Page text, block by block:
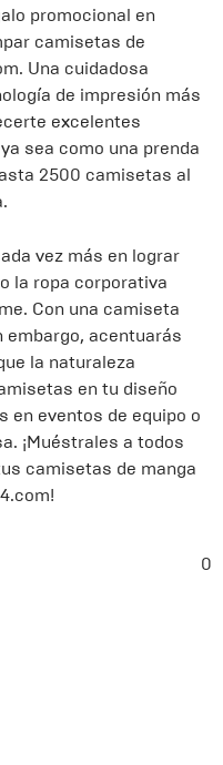
promocional en
camisetas de
Una cuidadosa
de impresión más
excelentes
sea como una prenda
2500 camisetas al
vez más en lograr
la ropa corporativa
Con una camiseta
embargo, acentuarás
la naturaleza
en tu diseño
en eventos de equipo o
¡Muéstrales a todos
camisetas de manga
0